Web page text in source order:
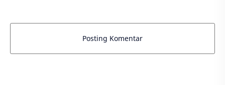
Posting Komentar